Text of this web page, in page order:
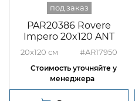
PAR20386 Rovere
Impero 20x120 ANT
20x120 #AR17950